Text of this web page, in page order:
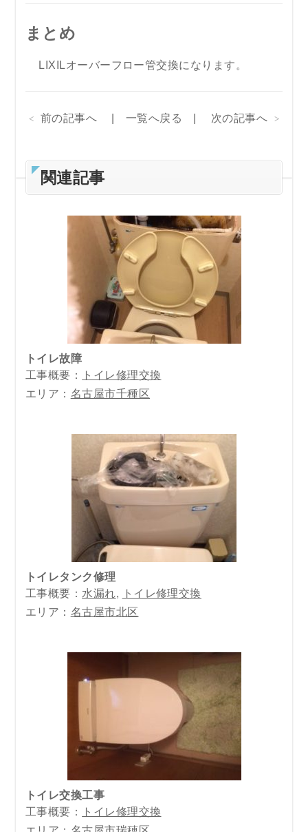
まとめ
LIXILオーバーフロー管交換になります。
前の記事へ 一覧へ戻る 次の記事へ
関連記事
トイレ故障
工事概要：
トイレ修理交換
エリア： 名古屋市千種区
トイレタンク修理
工事概要： 水漏れ
トイレ修理交換
エリア： 名古屋市北区
トイレ交換工事
工事概要：
トイレ修理交換
エリア： 名古屋市瑞穂区